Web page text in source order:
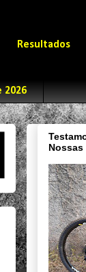
Resultados
2026
Nossas